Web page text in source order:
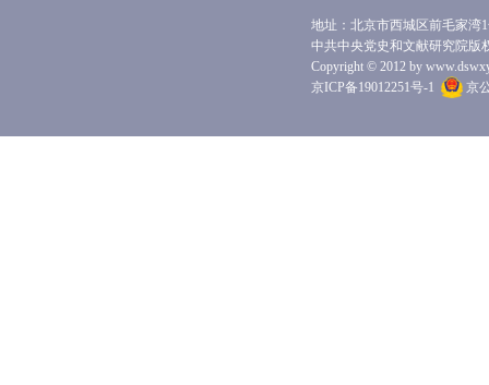
地址：北京市西城区前毛家湾
中共中央党史和文献研究院版
Copyright © 2012 by
京ICP备19012251号-1
京